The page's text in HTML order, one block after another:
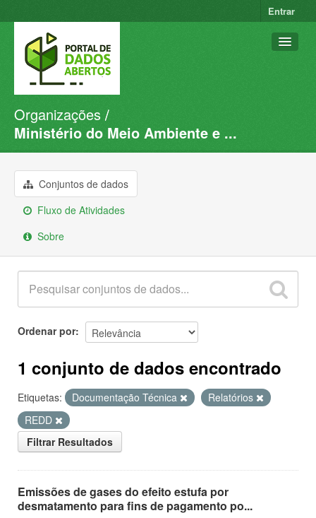
Entrar
Conjuntos de dados
Organizações
Sobre
Organizações
Ministério do Meio Ambiente e ...
Conjuntos de dados
Fluxo de Atividades
Sobre
Ordenar por
1 conjunto de dados encontrado
Etiquetas: Documentação Técnica
Relatórios
REDD
Filtrar Resultados
Emissões de gases do efeito estufa por
desmatamento para fins de pagamento po...